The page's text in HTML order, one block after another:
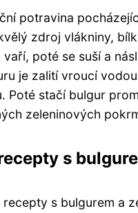
potravina
zdroj vlákniny,
poté se suší a
je zalití vroucí
Poté stačí bulgur
zeleninových
s
s bulgurem a